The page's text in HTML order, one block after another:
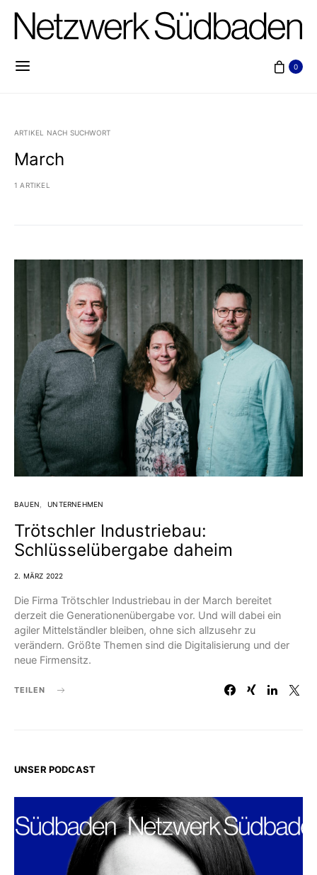
0
ARTIKEL NACH SUCHWORT
March
1 ARTIKEL
BAUEN UNTERNEHMEN
Trötschler Industriebau:
Schlüsselübergabe daheim
2. MÄRZ 2022
Die Firma Trötschler Industriebau in der March bereitet
derzeit die Generationenübergabe vor. Und will dabei ein
agiler Mittelständler bleiben, ohne sich allzusehr zu
verändern. Größte Themen sind die Digitalisierung und der
neue Firmensitz.
TEILEN
UNSER PODCAST